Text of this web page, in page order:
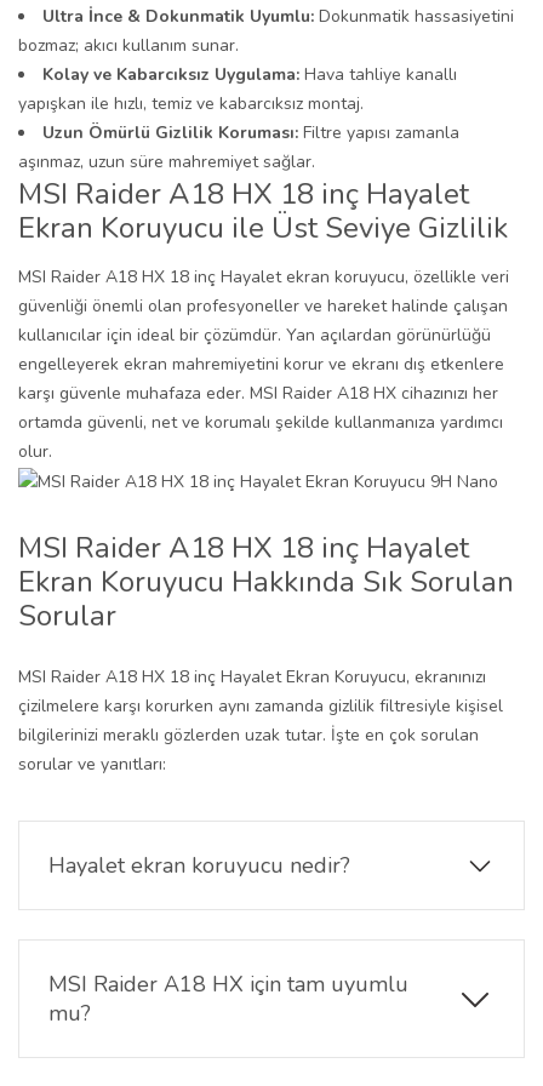
Ultra İnce & Dokunmatik Uyumlu: Dokunmatik hassasiyetini
bozmaz; akıcı kullanım sunar.
Kolay ve Kabarcıksız Uygulama: Hava tahliye kanallı
yapışkan ile hızlı, temiz ve kabarcıksız montaj.
Uzun Ömürlü Gizlilik Koruması: Filtre yapısı zamanla
aşınmaz, uzun süre mahremiyet sağlar.
MSI Raider A18 HX 18 inç Hayalet
Ekran Koruyucu ile Üst Seviye Gizlilik
MSI Raider A18 HX 18 inç Hayalet ekran koruyucu, özellikle veri
güvenliği önemli olan profesyoneller ve hareket halinde çalışan
kullanıcılar için ideal bir çözümdür. Yan açılardan görünürlüğü
engelleyerek ekran mahremiyetini korur ve ekranı dış etkenlere
karşı güvenle muhafaza eder. MSI Raider A18 HX cihazınızı her
ortamda güvenli, net ve korumalı şekilde kullanmanıza yardımcı
olur.
MSI Raider A18 HX 18 inç Hayalet
Ekran Koruyucu Hakkında Sık Sorulan
Sorular
MSI Raider A18 HX 18 inç Hayalet Ekran Koruyucu, ekranınızı
çizilmelere karşı korurken aynı zamanda gizlilik filtresiyle kişisel
bilgilerinizi meraklı gözlerden uzak tutar. İşte en çok sorulan
sorular ve yanıtları:
Hayalet ekran koruyucu nedir?
Hayalet ekran koruyucu, yalnızca tam karşıdan
bakıldığında görüntüyü net gösterir. Yan açılardan
bakan kişiler ekranı karanlık görür, böylece
gizliliğiniz korunur.
MSI Raider A18 HX için tam uyumlu
mu?
Evet.MSI Raider A18 HX 18 inç Hayalet Ekran